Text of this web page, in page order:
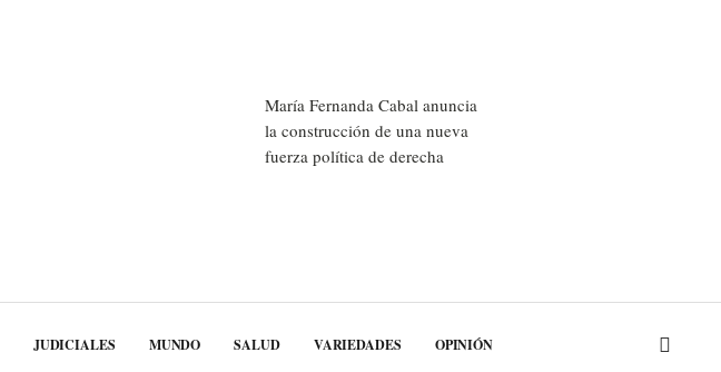
María Fernanda Cabal anuncia
la construcción de una nueva
fuerza política de derecha
JUDICIALES MUNDO SALUD VARIEDADES OPINIÓN